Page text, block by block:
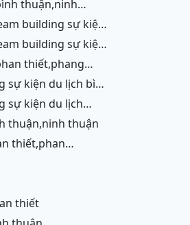
chữ,vĩnh hy
thuận,cam ranh
chữ,vĩnh hy,cam
thuận,ninh thuận
hy,cam ranh
thiết